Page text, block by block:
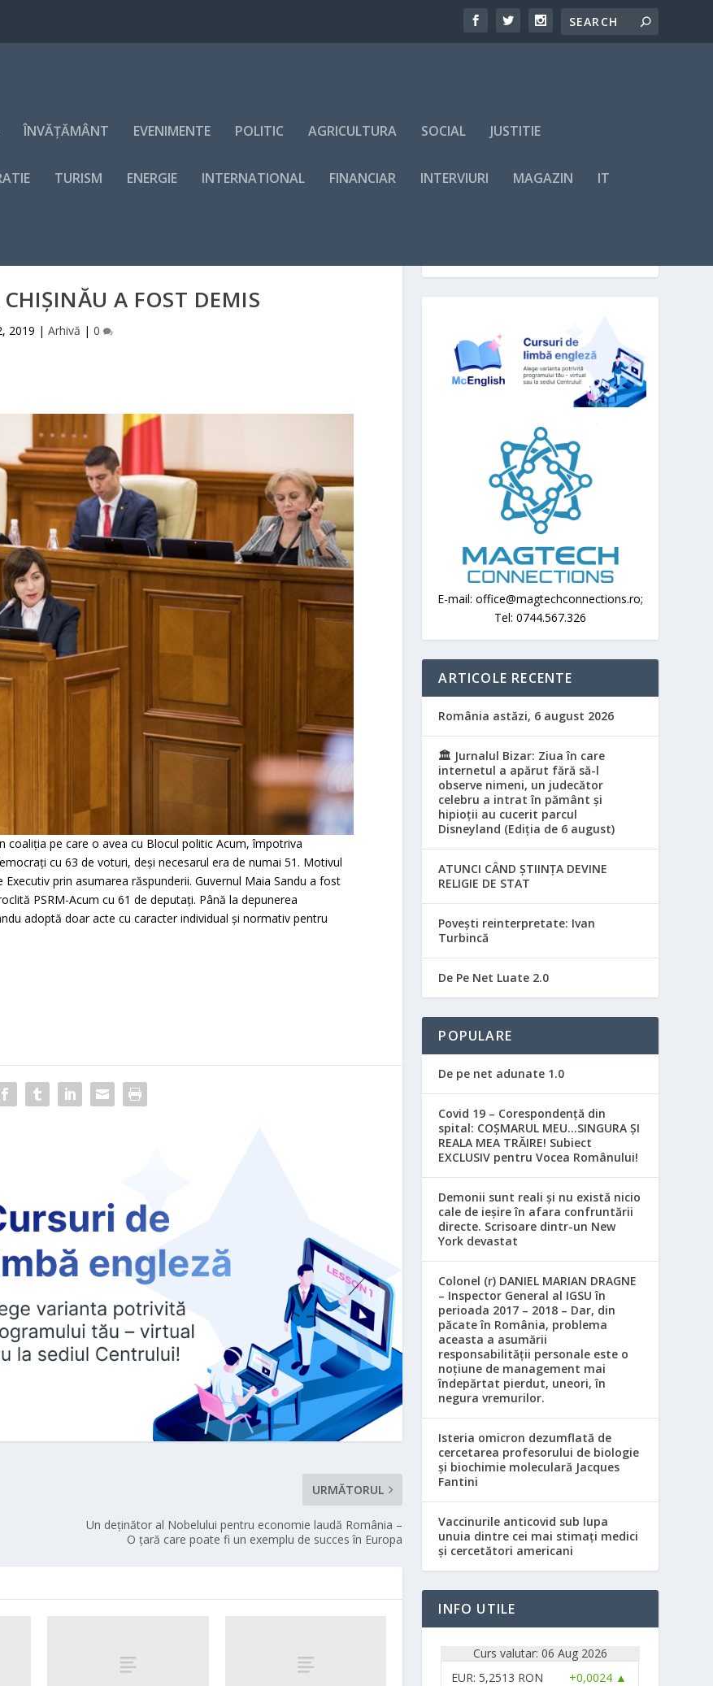
ÎNVĂȚĂMÂNT EVENIMENTE POLITIC AGRICULTURA SOCIAL JUSTITIE
TURISM ENERGIE INTERNATIONAL FINANCIAR INTERVIURI MAGAZIN IT
A FOST DEMIS
2019 |Arhivă |0
coaliţia pe care o avea cu Blocul politic Acum, împotriva
cu 63 de voturi, deşi necesarul era de numai 51. Motivul
prin asumarea răspunderii. Guvernul Maia Sandu a fost
PSRM-Acum cu 61 de deputaţi. Până la depunerea
adoptă doar acte cu caracter individual şi normativ pentru
URMĂTORUL
Un deținător al Nobelului pentru economie laudă România –
O ţară care poate fi un exemplu de succes în Europa
E-mail: office@magtechconnections.ro;
Tel: 0744.567.326
ARTICOLE RECENTE
România astăzi, 6 august 2026
🏛️ Jurnalul Bizar: Ziua în care
internetul a apărut fără să-l
observe nimeni, un judecător
celebru a intrat în pământ și
hipioții au cucerit parcul
Disneyland (Ediția de 6 august)
ATUNCI CÂND ȘTIINȚA DEVINE
RELIGIE DE STAT
Povești reinterpretate: Ivan
Turbincă
De Pe Net Luate 2.0
POPULARE
De pe net adunate 1.0
Covid 19 – Corespondență din
spital: COȘMARUL MEU…SINGURA ȘI
REALA MEA TRĂIRE! Subiect
EXCLUSIV pentru Vocea Românului!
Demonii sunt reali și nu există nicio
cale de ieșire în afara confruntării
directe. Scrisoare dintr-un New
York devastat
Colonel (r) DANIEL MARIAN DRAGNE
– Inspector General al IGSU în
perioada 2017 – 2018 – Dar, din
păcate în România, problema
aceasta a asumării
responsabilităţii personale este o
noţiune de management mai
îndepărtat pierdut, uneori, în
negura vremurilor.
Isteria omicron dezumflată de
cercetarea profesorului de biologie
și biochimie moleculară Jacques
Fantini
Vaccinurile anticovid sub lupa
unuia dintre cei mai stimați medici
și cercetători americani
INFO UTILE
Curs valutar: 06 Aug 2026
EUR: 5,2513 RON +0,0024 ▲